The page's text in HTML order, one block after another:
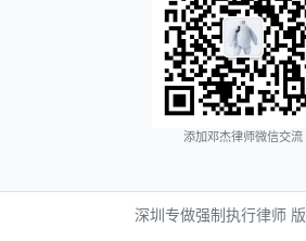
添加邓杰律师微信交流
深圳专做强制执行律师